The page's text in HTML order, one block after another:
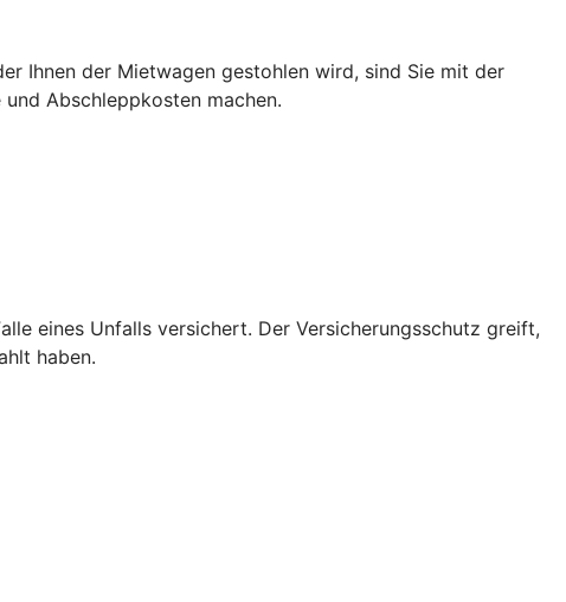
Ihnen der Mietwagen gestohlen wird, sind Sie mit der
Abschleppkosten machen.
eines Unfalls versichert. Der Versicherungsschutz greift,
haben.